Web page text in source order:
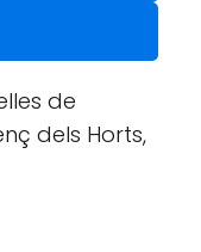
de
dels Horts,